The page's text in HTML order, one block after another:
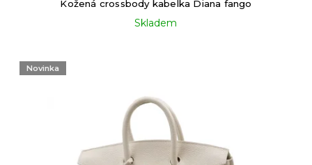
Kožená crossbody kabelka Diana fango
Skladem
Novinka